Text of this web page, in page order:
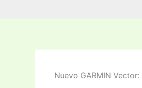
Nuevo GARMIN